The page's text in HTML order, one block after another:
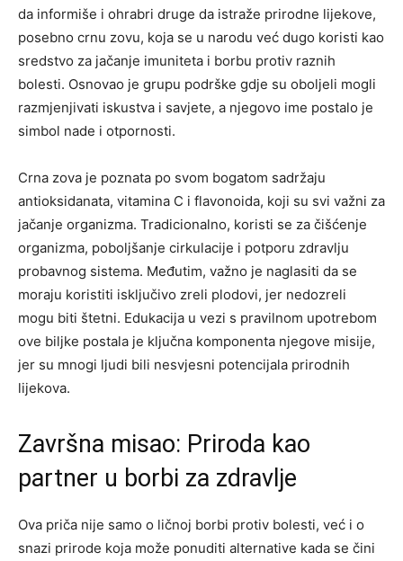
da informiše i ohrabri druge da istraže prirodne lijekove,
posebno crnu zovu, koja se u narodu već dugo koristi kao
sredstvo za jačanje imuniteta i borbu protiv raznih
bolesti. Osnovao je grupu podrške gdje su oboljeli mogli
razmjenjivati iskustva i savjete, a njegovo ime postalo je
simbol nade i otpornosti.
Crna zova je poznata po svom bogatom sadržaju
antioksidanata, vitamina C i flavonoida, koji su svi važni za
jačanje organizma. Tradicionalno, koristi se za čišćenje
organizma, poboljšanje cirkulacije i potporu zdravlju
probavnog sistema. Međutim, važno je naglasiti da se
moraju koristiti isključivo zreli plodovi, jer nedozreli
mogu biti štetni. Edukacija u vezi s pravilnom upotrebom
ove biljke postala je ključna komponenta njegove misije,
jer su mnogi ljudi bili nesvjesni potencijala prirodnih
lijekova.
Završna misao: Priroda kao
partner u borbi za zdravlje
Ova priča nije samo o ličnoj borbi protiv bolesti, već i o
snazi prirode koja može ponuditi alternative kada se čini